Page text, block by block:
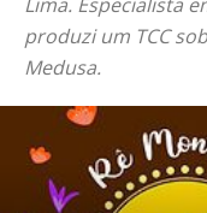
produzi um TCC
Medusa.